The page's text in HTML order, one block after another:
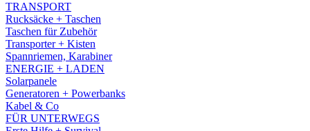
TRANSPORT
Rucksäcke + Taschen
Taschen für Zubehör
Transporter + Kisten
Spannriemen, Karabiner
ENERGIE + LADEN
Solarpanele
Generatoren + Powerbanks
Kabel & Co
FÜR UNTERWEGS